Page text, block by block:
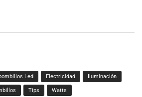
Led Electricidad Iluminación
Tips Watts